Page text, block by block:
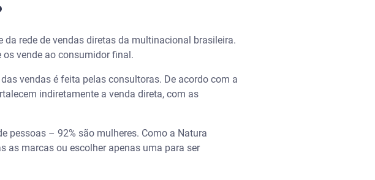
rede de vendas diretas da multinacional brasileira.
vende ao consumidor final.
vendas é feita pelas consultoras. De acordo com a
indiretamente a venda direta, com as
pessoas – 92% são mulheres. Como a Natura
as marcas ou escolher apenas uma para ser